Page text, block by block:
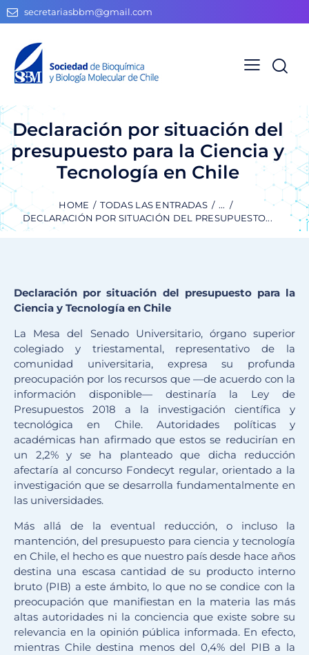
secretariasbbm@gmail.com
Declaración por situación del
presupuesto para la Ciencia y
Tecnología en Chile
HOME TODAS LAS ENTRADAS
...
DECLARACIÓN POR SITUACIÓN DEL PRESUPUESTO...
Declaración por situación del presupuesto para la
Ciencia y Tecnología en Chile
La Mesa del Senado Universitario, órgano superior
colegiado y triestamental, representativo de la
comunidad universitaria, expresa su profunda
preocupación por los recursos que —de acuerdo con la
información disponible— destinaría la Ley de
Presupuestos 2018 a la investigación científica y
tecnológica en Chile. Autoridades políticas y
académicas han afirmado que estos se reducirían en
un 2,2% y se ha planteado que dicha reducción
afectaría al concurso Fondecyt regular, orientado a la
investigación que se desarrolla fundamentalmente en
las universidades.
Más allá de la eventual reducción, o incluso la
mantención, del presupuesto para ciencia y tecnología
en Chile, el hecho es que nuestro país desde hace años
destina una escasa cantidad de su producto interno
bruto (PIB) a este ámbito, lo que no se condice con la
preocupación que manifiestan en la materia las más
altas autoridades ni la conciencia que existe sobre su
relevancia en la opinión pública informada. En efecto,
mientras Chile destina menos del 0,4% del PIB a la